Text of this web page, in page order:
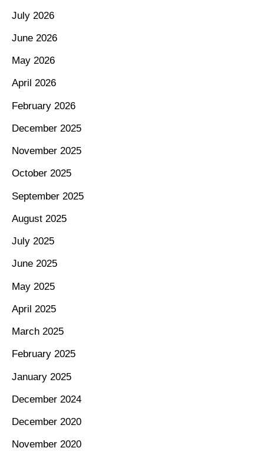
July 2026
June 2026
May 2026
April 2026
February 2026
December 2025
November 2025
October 2025
September 2025
August 2025
July 2025
June 2025
May 2025
April 2025
March 2025
February 2025
January 2025
December 2024
December 2020
November 2020